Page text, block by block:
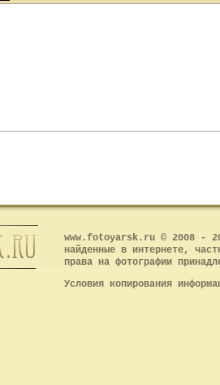
www.fotoyarsk.ru © 2008 -
найденные в интернете,
права на фотографии
Условия копирования